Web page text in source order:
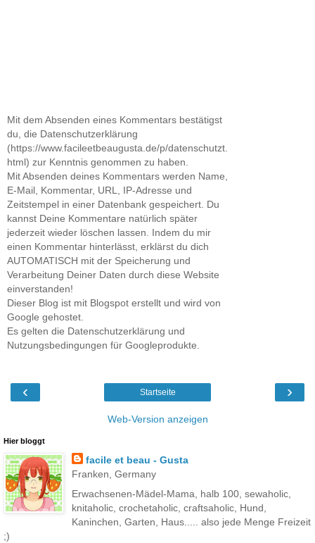
Mit dem Absenden eines Kommentars bestätigst
du, die Datenschutzerklärung
(https://www.facileetbeaugusta.de/p/datenschutzt.
html) zur Kenntnis genommen zu haben.
Mit Absenden deines Kommentars werden Name,
E-Mail, Kommentar, URL, IP-Adresse und
Zeitstempel in einer Datenbank gespeichert. Du
kannst Deine Kommentare natürlich später
jederzeit wieder löschen lassen. Indem du mir
einen Kommentar hinterlässt, erklärst du dich
AUTOMATISCH mit der Speicherung und
Verarbeitung Deiner Daten durch diese Website
einverstanden!
Dieser Blog ist mit Blogspot erstellt und wird von
Google gehostet.
Es gelten die Datenschutzerklärung und
Nutzungsbedingungen für Googleprodukte.
‹ ›
Startseite
Web-Version anzeigen
Hier bloggt
facile et beau - Gusta
Franken, Germany
Erwachsenen-Mädel-Mama, halb 100, sewaholic,
knitaholic, crochetaholic, craftsaholic, Hund,
Kaninchen, Garten, Haus..... also jede Menge Freizeit
;)